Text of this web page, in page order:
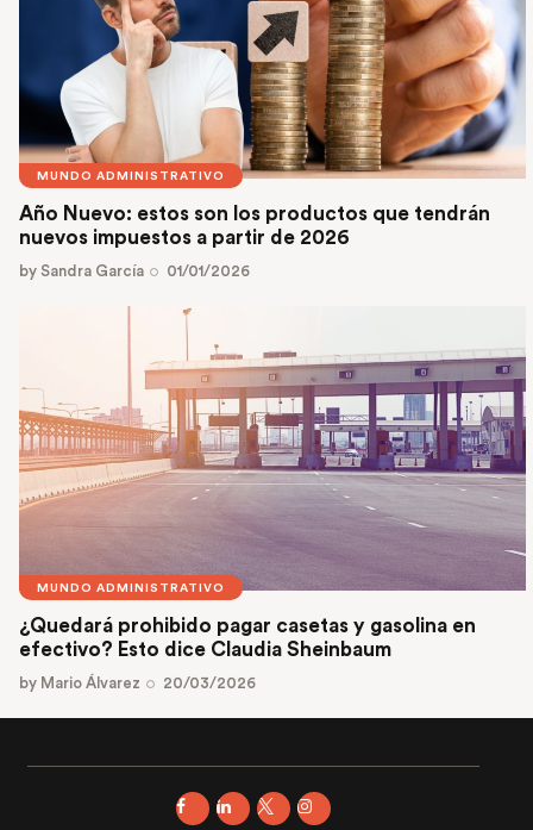
MUNDO ADMINISTRATIVO
Año Nuevo: estos son los productos que tendrán
nuevos impuestos a partir de 2026
by Sandra García 01/01/2026
MUNDO ADMINISTRATIVO
¿Quedará prohibido pagar casetas y gasolina en
efectivo? Esto dice Claudia Sheinbaum
by Mario Álvarez 20/03/2026